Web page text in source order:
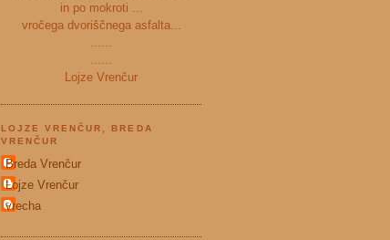
in po mokroti ...
vročega dvoriščnega asfalta...
......
......
Lojze Vrenčur
LOJZE VRENČUR, BREDA
VRENČUR
Breda Vrenčur
Lojze Vrenčur
vrecha